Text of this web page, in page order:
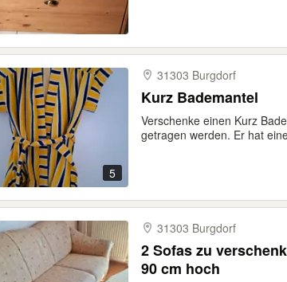
5
31303 Burgdorf
Kurz Bademantel
Verschenke einen Kurz
getragen werden. Er hat
31303 Burgdorf
2 Sofas zu
90 cm hoch